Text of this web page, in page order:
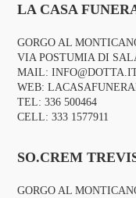
LA CASA
GORGO AL
VIA POSTUMIA DI
MAIL:
WEB:
TEL:336 500464
CELL:333 1577911
SO.CREM
GORGO AL